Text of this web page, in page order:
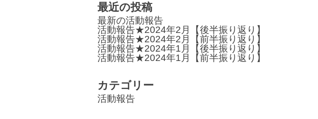
シ
ョ
ン
最近の投稿
最新の活動報告
活動報告★2024年2月【後半振り返り】
活動報告★2024年2月【前半振り返り】
活動報告★2024年1月【後半振り返り】
活動報告★2024年1月【前半振り返り】
カテゴリー
活動報告